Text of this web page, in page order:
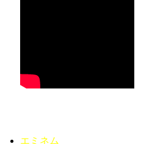
エミネム